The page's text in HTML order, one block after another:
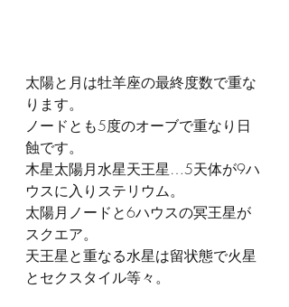
太陽と月は牡羊座の最終度数で重な
ります。
ノードとも5度のオーブで重なり日
蝕です。
木星太陽月水星天王星…5天体が9ハ
ウスに入りステリウム。
太陽月ノードと6ハウスの冥王星が
スクエア。
天王星と重なる水星は留状態で火星
とセクスタイル等々。